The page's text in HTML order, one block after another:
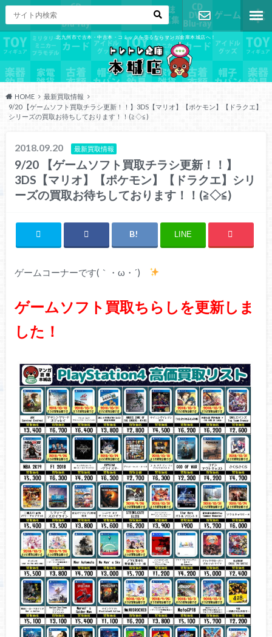
北九州市で古本・中古本・コミックを売るならマンガ倉庫本城店へ！
お問い合わ
せ
HOME
最新買取情報
9/20 【ゲームソフト買取チラシ更新！！】3DS【マリオ】【ポケモン】【ドラクエ】
シリーズの買取お待ちしております！！(≧◇≦)
2018.09.20 最新買取情報
9/20 【ゲームソフト買取チラシ更新！！】
3DS【マリオ】【ポケモン】【ドラクエ】シリ
ーズの買取お待ちしております！！(≧◇≦)
LINE
ゲームコーナーです(｀・ω・´)ゞ
ゲームソフト買取ちらしを更新しま
した！